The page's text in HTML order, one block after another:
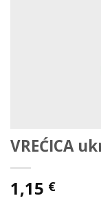
VREĆICA
1,15 €